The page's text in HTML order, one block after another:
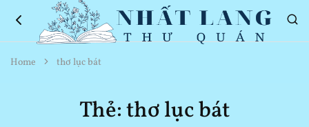
Nhất
Lang
Thơ
Hay
Home thơ lục bát
Thẻ:thơ lục bát